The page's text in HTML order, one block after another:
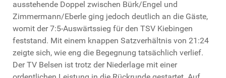
ausstehende Doppel zwischen Bürk/Engel und
Zimmermann/Eberle ging jedoch deutlich an die Gäste,
womit der 7:5-Auswärtssieg für den TSV Kiebingen
feststand. Mit einem knappen Satzverhältnis von 21:24
zeigte sich, wie eng die Begegnung tatsächlich verlief.
Der TV Belsen ist trotz der Niederlage mit einer